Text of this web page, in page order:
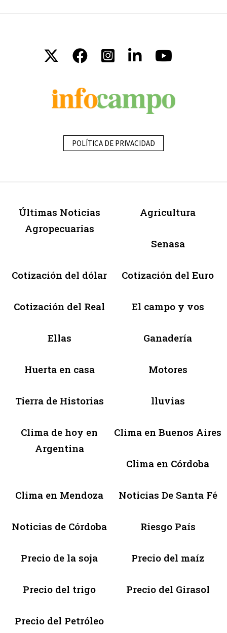
POLÍTICA DE PRIVACIDAD
Últimas Noticias
Agropecuarias
Agricultura
Senasa
Cotización del dólar Cotización del Euro
Cotización del Real El campo y vos
Ellas Ganadería
Huerta en casa Motores
Tierra de Historias lluvias
Clima de hoy en
Argentina
Clima en Buenos Aires
Clima en Córdoba
Clima en Mendoza Noticias De Santa Fé
Noticias de Córdoba Riesgo País
Precio de la soja Precio del maíz
Precio del trigo Precio del Girasol
Precio del Petróleo